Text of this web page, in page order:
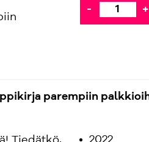
- +
parempiin
2022